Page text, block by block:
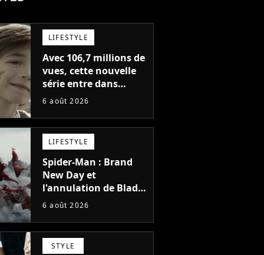
LIFESTYLE
Avec 106,7 millions de
vues, cette nouvelle
série entre dans
l'histoire de Netflix en
6 août 2026
LIFESTYLE
Spider-Man : Brand
New Day et
l'annulation de Blade
montrent que Marvel
faire quoi que ce soit
de simple
6 août 2026
STYLE